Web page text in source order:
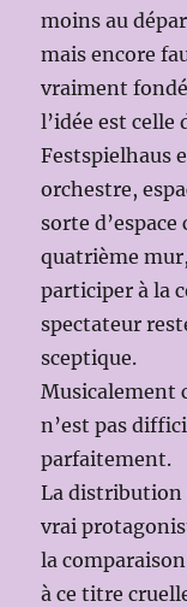
moins au
mais encore
vraiment
l’idée est celle
Festspielhaus
orchestre,
sorte d’espace
quatrième
participer à la
spectateur
sceptique.
Musicalement
n’est pas
parfaitement.
La distribution
vrai
la
à ce titre